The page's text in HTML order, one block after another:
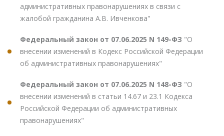
административных правонарушениях в связи с
жалобой гражданина А.В. Ивченкова"
Федеральный закон от 07.06.2025 N 149-ФЗ "О
внесении изменений в Кодекс Российской Федерации
об административных правонарушениях"
Федеральный закон от 07.06.2025 N 148-ФЗ "О
внесении изменений в статьи 14.67 и 23.1 Кодекса
Российской Федерации об административных
правонарушениях"